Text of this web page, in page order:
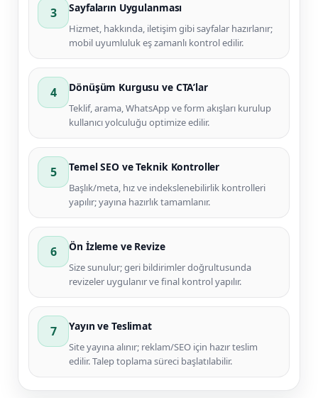
3 Sayfaların Uygulanması
Hizmet, hakkında, iletişim gibi sayfalar hazırlanır;
mobil uyumluluk eş zamanlı kontrol edilir.
4 Dönüşüm Kurgusu ve CTA’lar
Teklif, arama, WhatsApp ve form akışları kurulup
kullanıcı yolculuğu optimize edilir.
5 Temel SEO ve Teknik Kontroller
Başlık/meta, hız ve indekslenebilirlik kontrolleri
yapılır; yayına hazırlık tamamlanır.
6 Ön İzleme ve Revize
Size sunulur; geri bildirimler doğrultusunda
revizeler uygulanır ve final kontrol yapılır.
7 Yayın ve Teslimat
Site yayına alınır; reklam/SEO için hazır teslim
edilir. Talep toplama süreci başlatılabilir.